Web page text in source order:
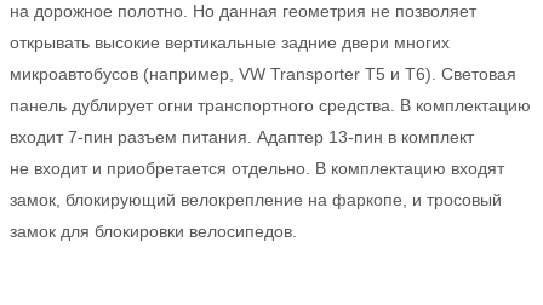
на дорожное полотно. Но данная геометрия не позволяет
открывать высокие вертикальные задние двери многих
микроавтобусов (например, VW Transporter T5 и T6). Световая
панель дублирует огни транспортного средства. В комплектацию
входит 7-пин разъем питания. Адаптер 13-пин в комплект
не входит и приобретается отдельно. В комплектацию входят
замок, блокирующий велокрепление на фаркопе, и тросовый
замок для блокировки велосипедов.